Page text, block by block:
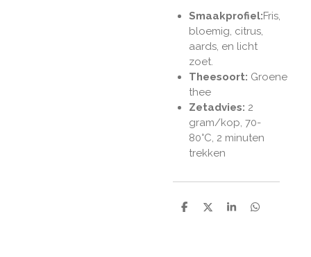
Smaakprofiel:Fris,
bloemig, citrus,
aards, en licht
zoet.
Theesoort: Groene
thee
Zetadvies: 2
gram/kop, 70-
80°C, 2 minuten
trekken
D
D
S
D